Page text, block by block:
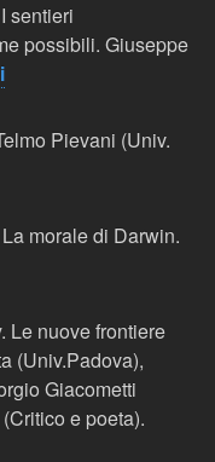
sentieri
possibili. Giuseppe
Pievani (Univ.
morale di Darwin.
Le nuove frontiere
(Univ.Padova),
Giacometti
e poeta).